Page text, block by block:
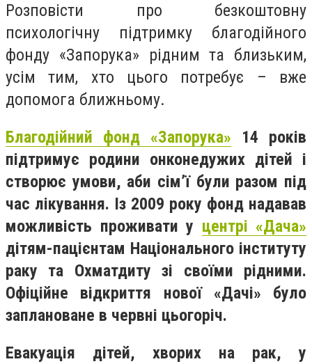
Розповісти про безкоштовну
психологічну підтримку благодійного
фонду «Запорука» рідним та близьким,
усім тим, хто цього потребує – вже
допомога ближньому.
Благодійний фонд «Запорука» 14 років
підтримує родини онконедужих дітей і
створює умови, аби сім’ї були разом під
час лікування. Із 2009 року фонд надавав
можливість проживати у центрі «Дача»
дітям-пацієнтам Національного інституту
раку та Охматдиту зі своїми рідними.
Офіційне відкриття нової «Дачі» було
заплановане в червні цьогоріч.
Евакуація дітей, хворих на рак, у